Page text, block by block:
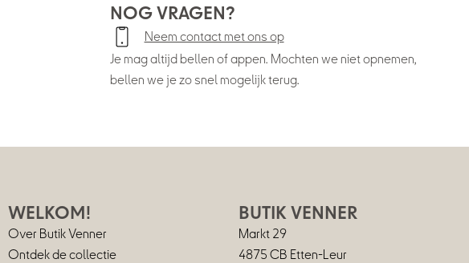
NOG VRAGEN?
Neem contact met ons op
Je mag altijd bellen of appen. Mochten we niet opnemen,
bellen we je zo snel mogelijk terug.
WELKOM!
Over Butik Venner
Ontdek de collectie
BUTIK VENNER
Markt 29
4875 CB Etten-Leur